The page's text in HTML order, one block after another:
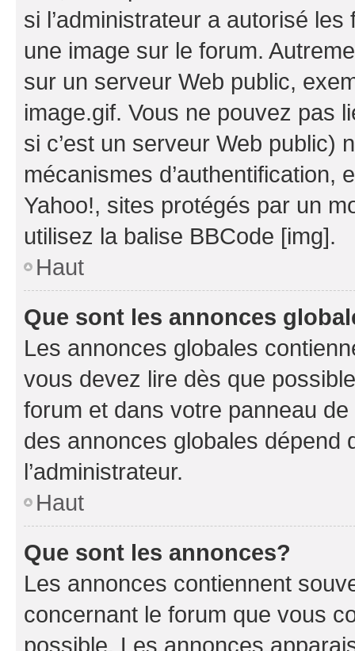
si l’administrateur a autorisé
une image sur le forum.
sur un serveur Web public,
image.gif. Vous ne pouvez pas
si c’est un serveur Web public)
mécanismes d’authentification,
Yahoo!, sites protégés par un
utilisez la balise BBCode [img].
Haut
Que sont les annonces
Les annonces globales
vous devez lire dès que
forum et dans votre panneau
des annonces globales dépend
l’administrateur.
Haut
Que sont les annonces?
Les annonces contiennent
concernant le forum que vous
possible. Les annonces